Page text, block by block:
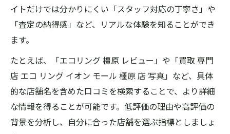
イトだけでは分かりにくい「スタッフ対応の丁寧さ」や
「査定の納得感」など、リアルな体験を知ることができ
ます。
たとえば、「エコリング 橿原 レビュー」や「買取 専門
店 エコ リング イオン モール 橿原 店 写真」など、具体
的な店舗名を含めた口コミを検索することで、より詳細
な情報を得ることが可能です。低評価の理由や高評価の
背景を分析し、自分に合った店舗を選ぶ指標としましょ